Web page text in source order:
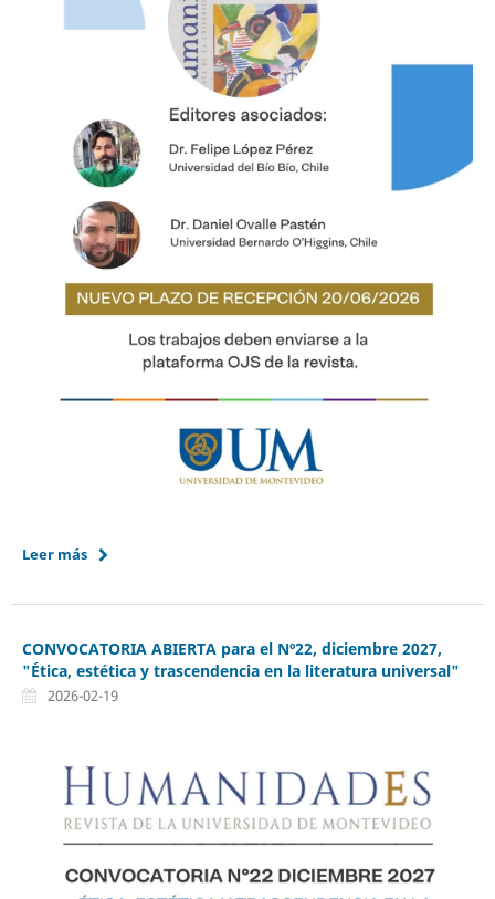
Leer más
CONVOCATORIA ABIERTA para el Nº22, diciembre 2027,
"Ética, estética y trascendencia en la literatura universal"
2026-02-19